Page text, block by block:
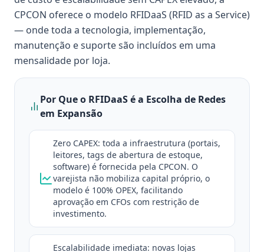
CPCON oferece o modelo RFIDaaS (RFID as a Service)
— onde toda a tecnologia, implementação,
manutenção e suporte são incluídos em uma
mensalidade por loja.
Por Que o RFIDaaS é a Escolha de Redes
em Expansão
Zero CAPEX: toda a infraestrutura (portais,
leitores, tags de abertura de estoque,
software) é fornecida pela CPCON. O
varejista não mobiliza capital próprio, o
modelo é 100% OPEX, facilitando
aprovação em CFOs com restrição de
investimento.
Escalabilidade imediata: novas lojas